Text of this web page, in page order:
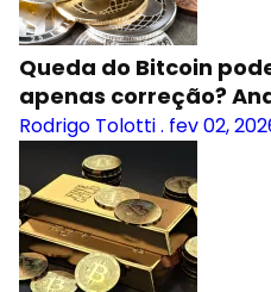
Queda do Bitcoin
apenas correção?
Rodrigo Tolotti. fev 02,